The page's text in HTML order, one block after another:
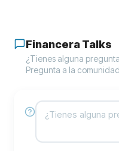
Financera Talks
¿Tienes alguna
Pregunta a la